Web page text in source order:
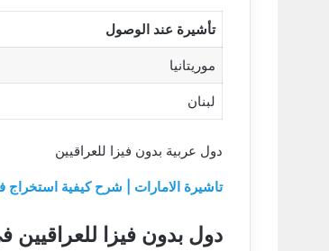
تأشيرة عند الوصول
موريتانيا
لبنان
دول عربية بدون فيزا للعراقيين
تاشيرة الامارات | شرح كيفية
دول بدون فيزا للعراقيين